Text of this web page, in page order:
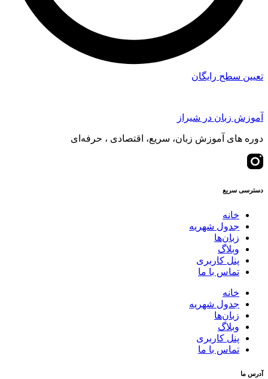
تعیین سطح رایگان
آموزش زبان در شیراز
دوره های آموزش زبان، سریع، اقتصادی ، حرفه‌ای
دسترسی سریع
خانه
جدول شهریه
زبان‌ها
وبلاگ
پنل کاربری
تماس با ما
خانه
جدول شهریه
زبان‌ها
وبلاگ
پنل کاربری
تماس با ما
آدرس ما